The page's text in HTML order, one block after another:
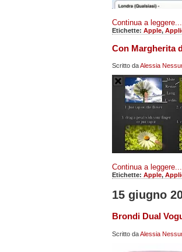
Continua a leggere...
Etichette: Apple,
Con Margherita
Scritto daAlessia
Continua a leggere...
Etichette: Apple,
15 giugno
Brondi Dual
Scritto daAlessia